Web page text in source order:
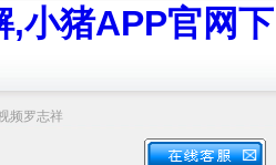
,小猪APP官网下
频罗志祥